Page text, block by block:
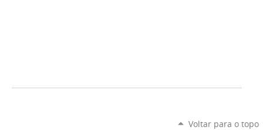
Voltar para o topo